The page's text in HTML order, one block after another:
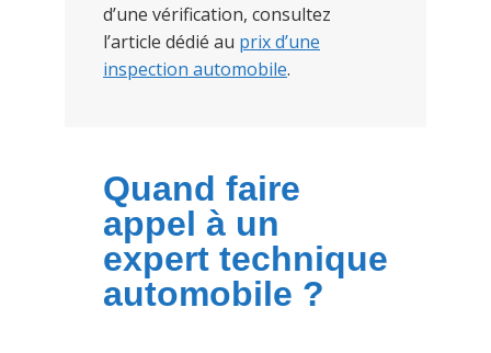
d’une vérification, consultez
l’article dédié au prix d’une
inspection automobile.
Quand faire
appel à un
expert technique
automobile ?